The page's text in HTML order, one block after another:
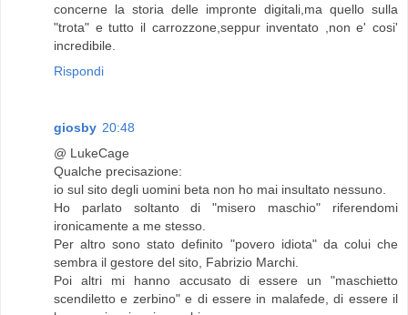
concerne la storia delle impronte digitali,ma quello sulla
"trota" e tutto il carrozzone,seppur inventato ,non e' cosi'
incredibile.
Rispondi
giosby 20:48
@ LukeCage
Qualche precisazione:
io sul sito degli uomini beta non ho mai insultato nessuno.
Ho parlato soltanto di "misero maschio" riferendomi
ironicamente a me stesso.
Per altro sono stato definito "povero idiota" da colui che
sembra il gestore del sito, Fabrizio Marchi.
Poi altri mi hanno accusato di essere un "maschietto
scendiletto e zerbino" e di essere in malafede, di essere il